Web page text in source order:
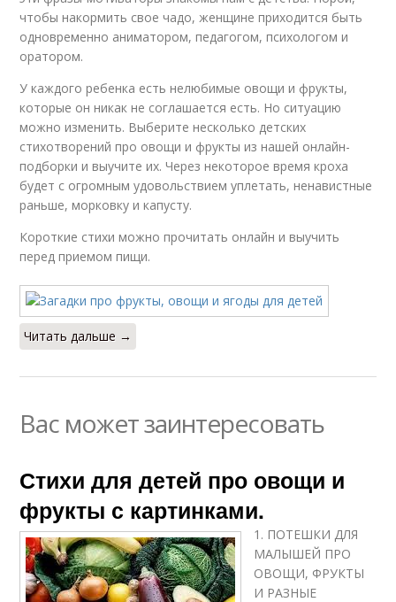
чтобы накормить свое чадо, женщине приходится быть
одновременно аниматором, педагогом, психологом и
оратором.
У каждого ребенка есть нелюбимые овощи и фрукты,
которые он никак не соглашается есть. Но ситуацию
можно изменить. Выберите несколько детских
стихотворений про овощи и фрукты из нашей онлайн-
подборки и выучите их. Через некоторое время кроха
будет с огромным удовольствием уплетать, ненавистные
раньше, морковку и капусту.
Короткие стихи можно прочитать онлайн и выучить
перед приемом пищи.
Читать дальше →
Вас может заинтересовать
Стихи для детей про овощи и
фрукты с картинками.
1. ПОТЕШКИ ДЛЯ
МАЛЫШЕЙ ПРО
ОВОЩИ, ФРУКТЫ
И РАЗНЫЕ